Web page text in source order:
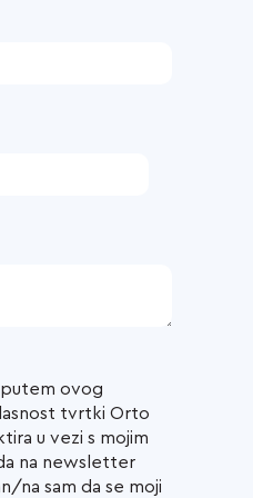
ovog
tvrtki Orto
u vezi s mojim
na newsletter
na sam da se moji